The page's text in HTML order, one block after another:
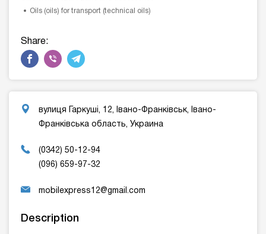
Oils (oils) for transport (technical oils)
Share:
вулиця Гаркуші, 12, Івано-Франківськ, Івано-
Франківська область, Украина
(0342) 50-12-94
(096) 659-97-32
mobilexpress12@gmail.com
Description